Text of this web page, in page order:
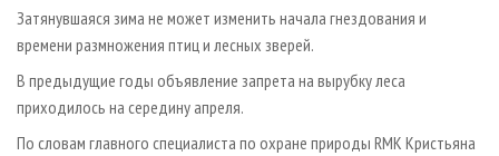
Затянувшаяся зима не может изменить начала гнездования и
времени размножения птиц и лесных зверей.
В предыдущие годы объявление запрета на вырубку леса
приходилось на середину апреля.
По словам главного специалиста по охране природы RMK Кристьяна